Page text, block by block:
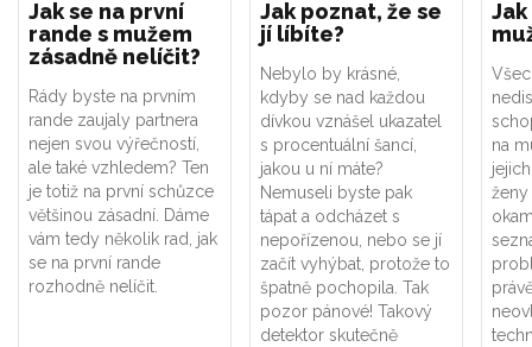
Jak se na první
rande s mužem
zásadně nelíčit?
Rády byste na prvním
rande zaujaly partnera
nejen svou výřečností,
ale také vzhledem? Ten
je totiž na první schůzce
většinou zásadní. Dáme
vám tedy několik rad, jak
se na první rande
rozhodně nelíčit.
Jak poznat, že se
jí líbíte?
Nebylo by krásné,
kdyby se nad každou
dívkou vznášel ukazatel
s procentuální šancí,
jakou u ní máte?
Nemuseli byste pak
tápat a odcházet s
nepořízenou, nebo se jí
začít vyhýbat, protože to
špatně pochopila. Tak
pozor pánové! Takový
detektor skutečně
na
ženy